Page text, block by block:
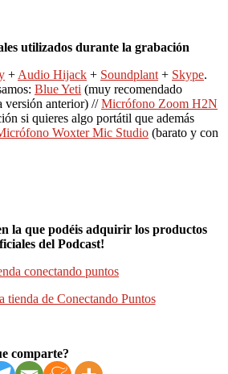
utilizados durante la grabación
+ Audio Hijack + Soundplant + Skype.
Blue Yeti (muy recomendado
versión anterior) //Micrófono Zoom H2N
si quieres algo portátil que además
Woxter Mic Studio (barato y con
la que podéis adquirir los productos
del Podcast!
tienda de Conectando Puntos
comparte?